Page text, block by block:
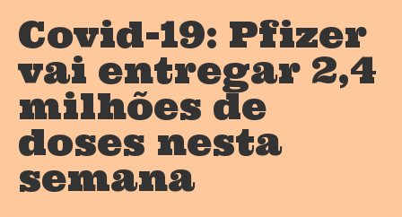
Covid-19: Pfizer
vai entregar 2,4
milhões de
doses nesta
semana